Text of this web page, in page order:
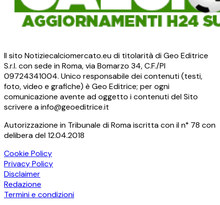
Il sito Notiziecalciomercato.eu di titolarità di Geo Editrice
S.r.l. con sede in Roma, via Bomarzo 34, C.F./PI
09724341004. Unico responsabile dei contenuti (testi,
foto, video e grafiche) è Geo Editrice; per ogni
comunicazione avente ad oggetto i contenuti del Sito
scrivere a info@geoeditrice.it
Autorizzazione in Tribunale di Roma iscritta con il n° 78 con
delibera del 12.04.2018
Cookie Policy
Privacy Policy
Disclaimer
Redazione
Termini e condizioni